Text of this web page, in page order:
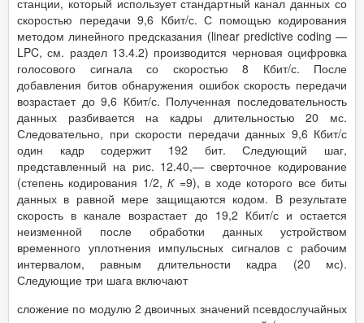
скоростью передачи 9,6 Кбит/с. С помощью кодирования
методом линейного предсказания (linear predictive coding —
LPC, см. раздел 13.4.2) производится черновая оцифровка
голосового сигнала со скоростью 8 Кбит/с. После
добавления битов обнаружения ошибок скорость передачи
возрастает до 9,6 Кбит/с. Полученная последовательность
данных разбивается на кадры длительностью 20 мс.
Следовательно, при скорости передачи данных 9,6 Кбит/с
один кадр содержит 192 бит. Следующий шаг,
представленный на рис. 12.40,— сверточное кодирование
(степень кодирования 1/2,К =9), в ходе которого все биты
данных в равной мере защищаются кодом. В результате
скорость в канале возрастает до 19,2 Кбит/с и остается
неизменной после обработки данных устройством
временного уплотнения импульсных сигналов с рабочим
интервалом, равным длительности кадра (20 мс).
Следующие три шага включают
сложение по модулю 2 двоичных значений псевдослучайных